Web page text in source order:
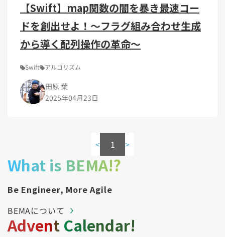
【Swift】map関数の闇を暴き最速コー
ドを創出せよ！〜フラグ組み合わせ生成
から導く配列操作の革命〜
Swift アルゴリズム
田原 葉
2025年04月23日
< 1 >
What is BEMA!?
Be Engineer, More Agile
BEMAについて
Advent Calendar!